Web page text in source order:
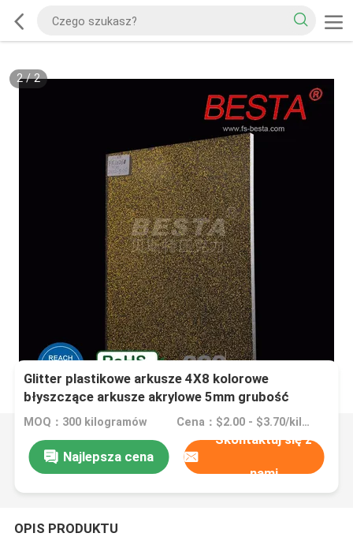
2/2
Glitter plastikowe arkusze 4X8 kolorowe
błyszczące arkusze akrylowe 5mm grubość
MOQ：300 kilogramów Cena：$2.00 - $3.70/kilograms
Najlepsza cena
Skontaktuj się z
nami
OPIS PRODUKTU